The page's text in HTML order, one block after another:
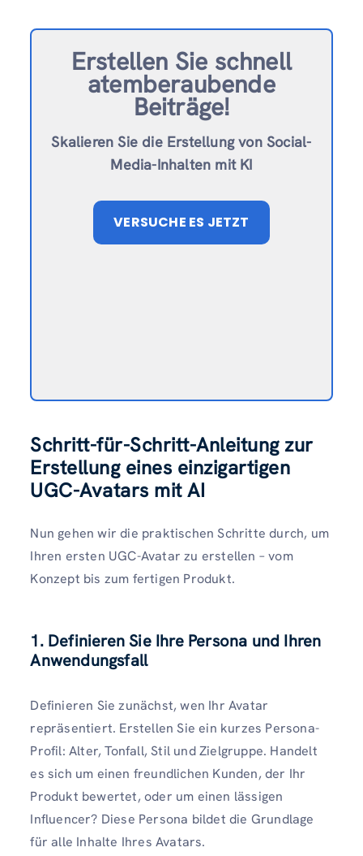
Erstellen Sie schnell
atemberaubende
Beiträge!
Skalieren Sie die Erstellung von Social-
Media-Inhalten mit KI
VERSUCHE ES JETZT
Schritt-für-Schritt-Anleitung zur
Erstellung eines einzigartigen
UGC-Avatars mit AI
Nun gehen wir die praktischen Schritte durch, um
Ihren ersten UGC-Avatar zu erstellen – vom
Konzept bis zum fertigen Produkt.
1. Definieren Sie Ihre Persona und Ihren
Anwendungsfall
Definieren Sie zunächst, wen Ihr Avatar
repräsentiert. Erstellen Sie ein kurzes Persona-
Profil: Alter, Tonfall, Stil und Zielgruppe. Handelt
es sich um einen freundlichen Kunden, der Ihr
Produkt bewertet, oder um einen lässigen
Influencer? Diese Persona bildet die Grundlage
für alle Inhalte Ihres Avatars.